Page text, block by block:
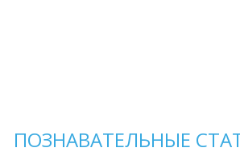
ПОЗНАВАТЕЛЬНЫЕ